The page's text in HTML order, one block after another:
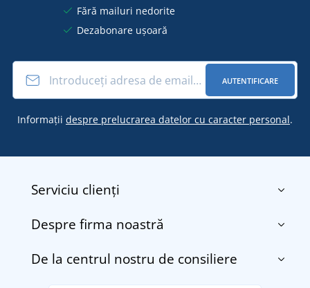
Fără mailuri nedorite
Dezabonare ușoară
AUTENTIFICARE
Informații despre prelucrarea datelor cu caracter personal.
Serviciu clienți
Contact
Transport și plată
Despre firma noastră
Despre noi
De la centrul nostru de consiliere